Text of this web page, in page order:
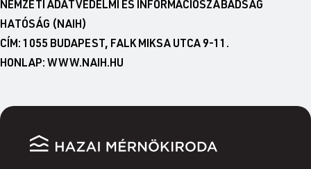
NEMZETI ADATVÉDELMI ÉS INFORMÁCIÓSZABADSÁG
HATÓSÁG (NAIH)
CÍM: 1055 BUDAPEST, FALK MIKSA UTCA 9-11.
HONLAP: WWW.NAIH.HU